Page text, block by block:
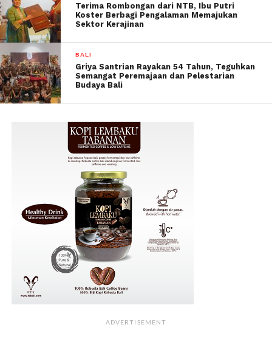
Terima Rombongan dari NTB, Ibu Putri
Koster Berbagi Pengalaman Memajukan
Sektor Kerajinan
BALI
Griya Santrian Rayakan 54 Tahun, Teguhkan
Semangat Peremajaan dan Pelestarian
Budaya Bali
ADVERTISEMENT